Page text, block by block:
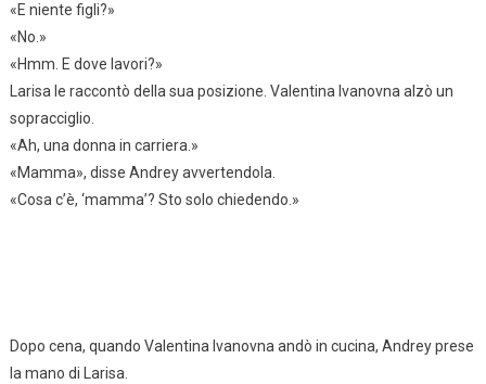
«E niente figli?»
«No.»
«Hmm. E dove lavori?»
Larisa le raccontò della sua posizione. Valentina Ivanovna alzò un
sopracciglio.
«Ah, una donna in carriera.»
«Mamma», disse Andrey avvertendola.
«Cosa c’è, ‘mamma’? Sto solo chiedendo.»
Dopo cena, quando Valentina Ivanovna andò in cucina, Andrey prese
la mano di Larisa.